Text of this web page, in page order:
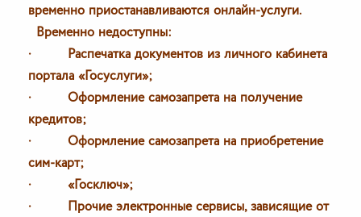
временно приостанавливаются онлайн-услуги.
Временно недоступны:
· Распечатка документов из личного кабинета
портала «Госуслуги»;
· Оформление самозапрета на получение
кредитов;
· Оформление самозапрета на приобретение
сим-карт;
· «Госключ»;
· Прочие электронные сервисы, зависящие от